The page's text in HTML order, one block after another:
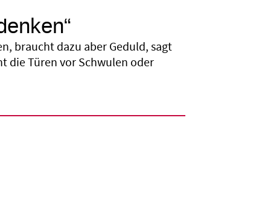
braucht dazu aber Geduld, sagt
die Türen vor Schwulen oder